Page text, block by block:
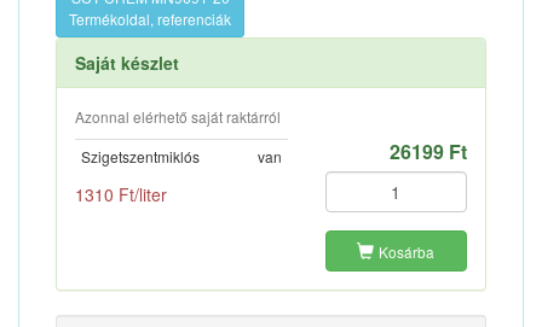
Termékoldal, referenciák
Saját készlet
Azonnal elérhető saját raktárról
Szigetszentmiklós
van
1310 Ft/liter
26199 Ft
Kosárba